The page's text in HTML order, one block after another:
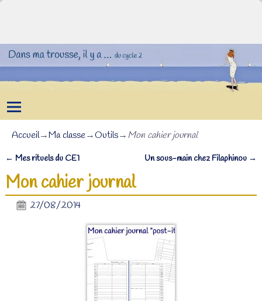
Accueil→Ma classe→Outils→Mon cahier journal
Navigation des articles
← Mes rituels du CE1 Un sous-main chez Filaphinou →
Mon cahier journal
27/08/2014